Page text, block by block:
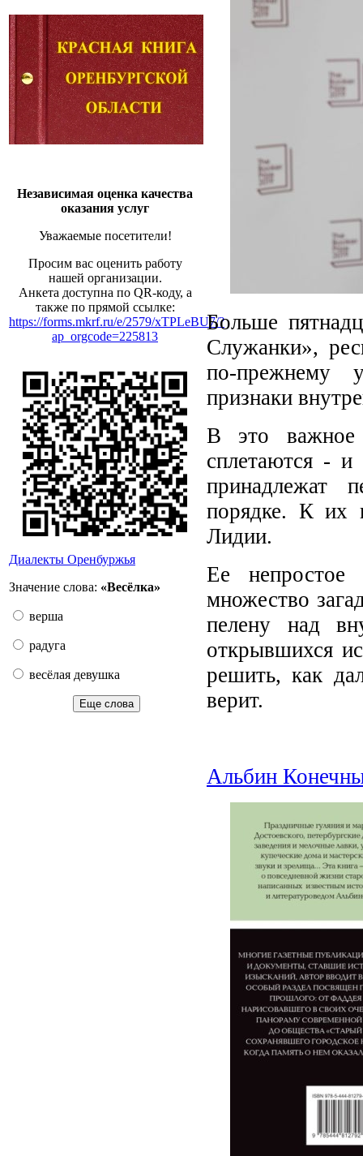
Независимая оценка качества
оказания услуг
Уважаемые посетители!
Просим вас оценить работу
нашей организации.
Анкета доступна по QR-коду, а
также по прямой ссылке:
https://forms.mkrf.ru/e/2579/xTPLeBU7/?
ap_orgcode=225813
Диалекты Оренбуржья
Значение слова: «Весёлка»
верша
радуга
весёлая девушка
Еще слова
Больше
Служанки»,
по-прежнему
признаки
В это важное
сплетаются - и
принадлежат
порядке. К их
Лидии.
Ее
множество
пелену над
открывшихся
решить, как
верит.
Альбин